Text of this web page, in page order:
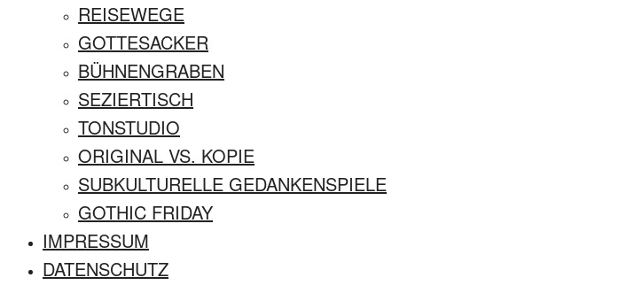
REISEWEGE
GOTTESACKER
BÜHNENGRABEN
SEZIERTISCH
TONSTUDIO
ORIGINAL VS. KOPIE
SUBKULTURELLE GEDANKENSPIELE
GOTHIC FRIDAY
IMPRESSUM
DATENSCHUTZ